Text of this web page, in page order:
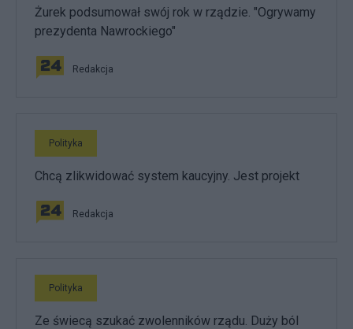
Żurek podsumował swój rok w rządzie. "Ogrywamy
prezydenta Nawrockiego"
Redakcja
Polityka
Chcą zlikwidować system kaucyjny. Jest projekt
Redakcja
Polityka
Ze świecą szukać zwolenników rządu. Duży ból